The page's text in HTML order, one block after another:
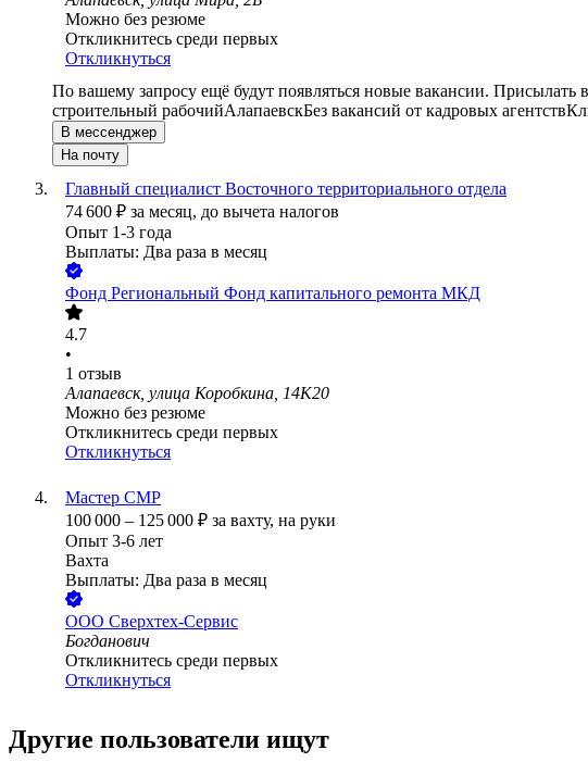
Можно без резюме
Откликнитесь среди первых
Откликнуться
По вашему запросу ещё будут появляться новые вакансии. Присылать
строительный рабочийАлапаевскБез вакансий от кадровых агентств
В мессенджер
На почту
Главный специалист Восточного территориального отдела
74 600 ₽ за месяц, до вычета налогов
Опыт 1-3 года
Выплаты: Два раза в месяц
Фонд Региональный Фонд капитального ремонта МКД
4.7
•
1 отзыв
Алапаевск, улица Коробкина, 14К20
Можно без резюме
Откликнитесь среди первых
Откликнуться
Мастер СМР
100 000 – 125 000 ₽ за вахту, на руки
Опыт 3-6 лет
Вахта
Выплаты: Два раза в месяц
ООО Сверхтех-Сервис
Богданович
Откликнитесь среди первых
Откликнуться
Другие пользователи ищут